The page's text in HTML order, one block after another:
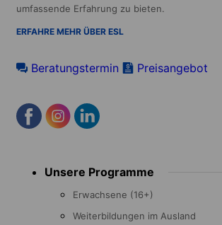
umfassende Erfahrung zu bieten.
ERFAHRE MEHR ÜBER ESL
Beratungstermin Preisangebot
menu Unsere Programme
Erwachsene (16+)
Weiterbildungen im Ausland